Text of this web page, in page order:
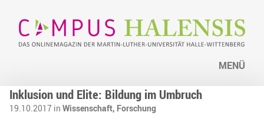
MENÜ
Inklusion und Elite: Bildung im Umbruch
19.10.2017 in Wissenschaft, Forschung